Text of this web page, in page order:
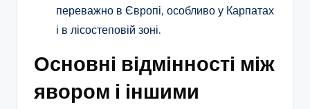
переважно в Європі, особливо у Карпатах
і в лісостеповій зоні.
Основні відмінності між
явором і іншими